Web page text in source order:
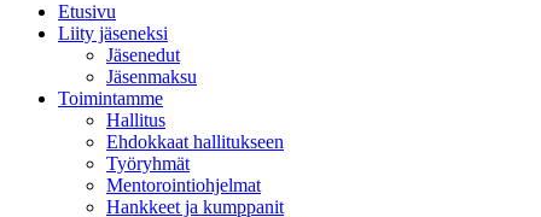
Etusivu
Liity jäseneksi
Jäsenedut
Jäsenmaksu
Toimintamme
Hallitus
Ehdokkaat hallitukseen
Työryhmät
Mentorointi­ohjelmat
Hankkeet ja kumppanit